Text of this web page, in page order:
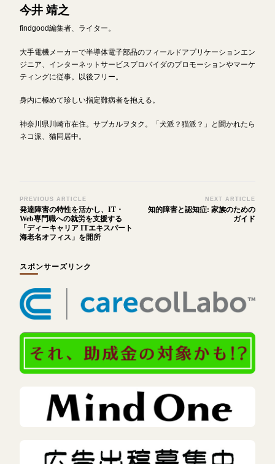
今井 靖之
findgood編集者、ライター。
大手電機メーカーで半導体電子部品のフィールドアプリケーションエン
ジニア、インターネットサービスプロバイダのプロモーションやマーケ
ティングに従事。以後フリー。
身内に極めて珍しい指定難病者を抱える。
神奈川県川崎市在住。サブカルヲタク。「犬派？猫派？」と聞かれたら
ネコ派、猫同居中。
Post
Navigation
PREVIOUS ARTICLE
発達障害の特性を活かし、IT・
Web専門職への就労を支援する
「ディーキャリア ITエキスパート
海老名オフィス」を開所
NEXT ARTICLE
知的障害と認知症: 家族のための
ガイド
スポンサーズリンク